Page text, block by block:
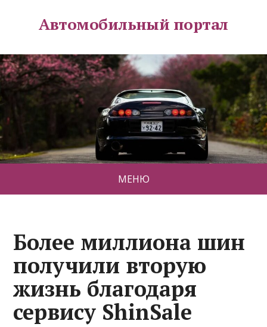
Автомобильный портал
МЕНЮ
Более миллиона шин
получили вторую
жизнь благодаря
сервису ShinSale